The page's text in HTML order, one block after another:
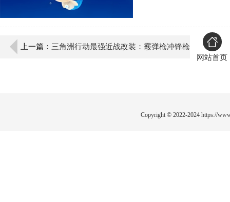
上一篇： 三角洲行动最强近战改装：霰弹枪冲锋枪
网站首页
Copyright © 2022-2024 https://